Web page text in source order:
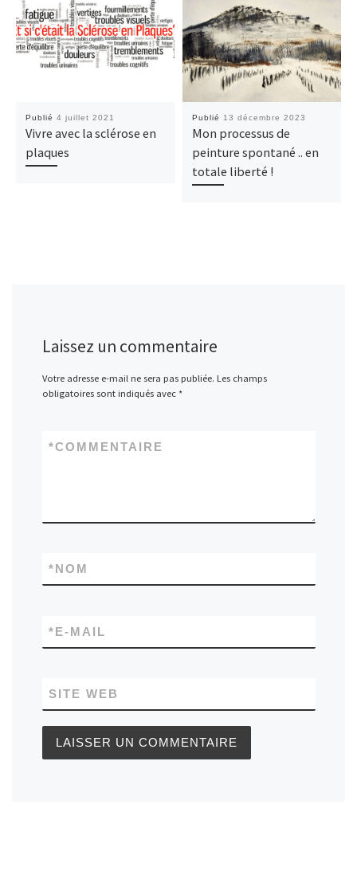
Publié 4 juillet 2021
Vivre avec la sclérose en
plaques
Publié 13 décembre 2023
Mon processus de
peinture spontané .. en
totale liberté !
Laissez un commentaire
Votre adresse e-mail ne sera pas publiée. Les champs
obligatoires sont indiqués avec *
COMMENTAIRE
*
NOM
*
E-MAIL
*
SITE WEB